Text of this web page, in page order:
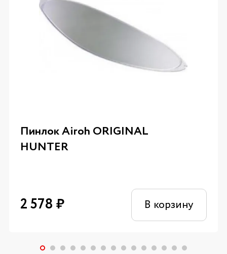
Пинлок Airoh ORIGINAL
HUNTER
2 578 ₽ В корзину